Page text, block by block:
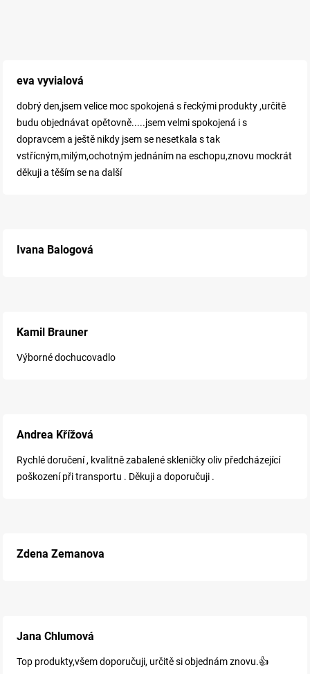
eva vyvialová
dobrý den,jsem velice moc spokojená s řeckými produkty ,určitě
budu objednávat opětovně.....jsem velmi spokojená i s
dopravcem a ještě nikdy jsem se nesetkala s tak
vstřícným,milým,ochotným jednáním na eschopu,znovu mockrát
děkuji a těším se na další
Ivana Balogová
Kamil Brauner
Výborné dochucovadlo
Andrea Křížová
Rychlé doručení , kvalitně zabalené skleničky oliv předcházející
poškození při transportu . Děkuji a doporučuji .
Zdena Zemanova
Jana Chlumová
Top produkty,všem doporučuji, určitě si objednám znovu.👍